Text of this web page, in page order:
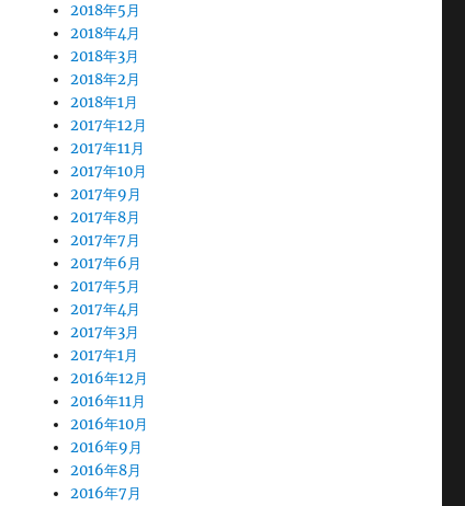
2018年5月
2018年4月
2018年3月
2018年2月
2018年1月
2017年12月
2017年11月
2017年10月
2017年9月
2017年8月
2017年7月
2017年6月
2017年5月
2017年4月
2017年3月
2017年1月
2016年12月
2016年11月
2016年10月
2016年9月
2016年8月
2016年7月